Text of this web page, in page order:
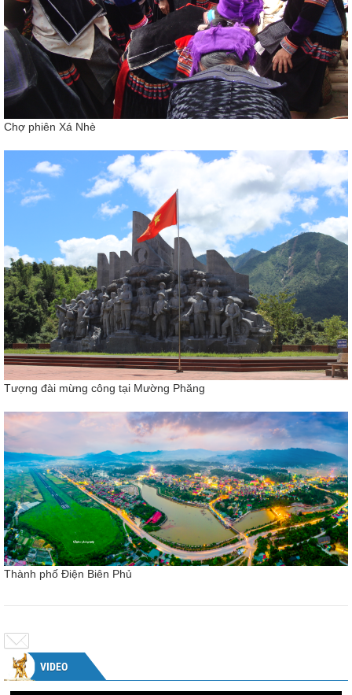
Chợ phiên Xá Nhè
Tượng đài mừng công tại Mường Phăng
Thành phố Điện Biên Phủ
VIDEO